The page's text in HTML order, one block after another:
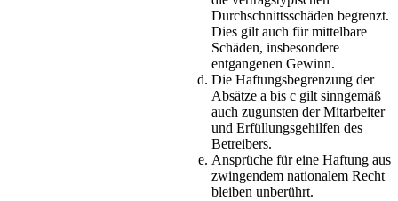
Durchschnittsschäden begrenzt.
Dies gilt auch für mittelbare
Schäden, insbesondere
entgangenen Gewinn.
Die Haftungsbegrenzung der
Absätze a bis c gilt sinngemäß
auch zugunsten der Mitarbeiter
und Erfüllungsgehilfen des
Betreibers.
Ansprüche für eine Haftung aus
zwingendem nationalem Recht
bleiben unberührt.